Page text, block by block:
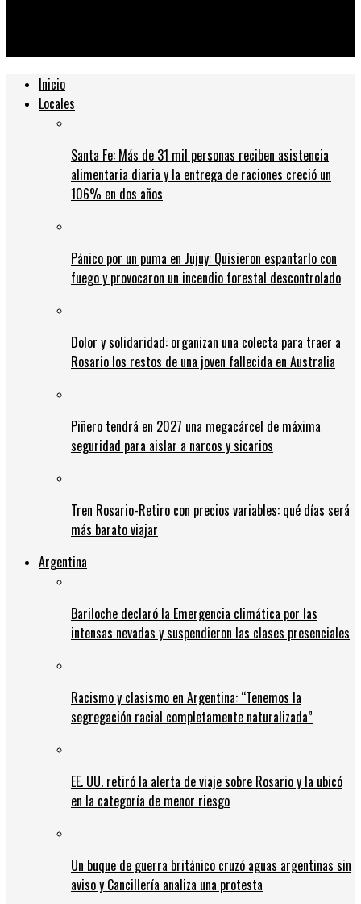
Inicio
Locales
Santa Fe: Más de 31 mil personas reciben asistencia
alimentaria diaria y la entrega de raciones creció un
106% en dos años
Pánico por un puma en Jujuy: Quisieron espantarlo con
fuego y provocaron un incendio forestal descontrolado
Dolor y solidaridad: organizan una colecta para traer a
Rosario los restos de una joven fallecida en Australia
Piñero tendrá en 2027 una megacárcel de máxima
seguridad para aislar a narcos y sicarios
Tren Rosario-Retiro con precios variables: qué días será
más barato viajar
Argentina
Bariloche declaró la Emergencia climática por las
intensas nevadas y suspendieron las clases presenciales
Racismo y clasismo en Argentina: “Tenemos la
segregación racial completamente naturalizada”
EE. UU. retiró la alerta de viaje sobre Rosario y la ubicó
en la categoría de menor riesgo
Un buque de guerra británico cruzó aguas argentinas sin
aviso y Cancillería analiza una protesta